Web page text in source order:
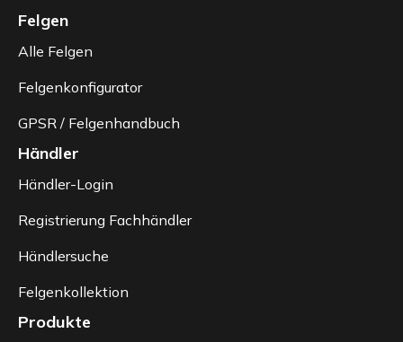
Felgen
Alle Felgen
Felgenkonfigurator
GPSR / Felgenhandbuch
Händler
Händler-Login
Registrierung Fachhändler
Händlersuche
Felgenkollektion
Produkte